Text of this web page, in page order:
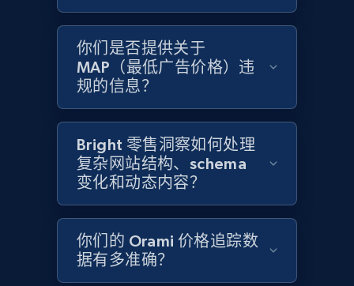
Home Depot US - Discover products by
specified URL
URL, Domain, Country code, Model number,
Sku, Product id, Product name, Manufacturer,
and more.
2.1K+ 立即开始
你们是否提供关于
MAP（最低广告价格）违
规的信息？
Bright 零售洞察如何处理
复杂网站结构、schema
变化和动态内容？
你们的 Orami 价格追踪数
据有多准确？